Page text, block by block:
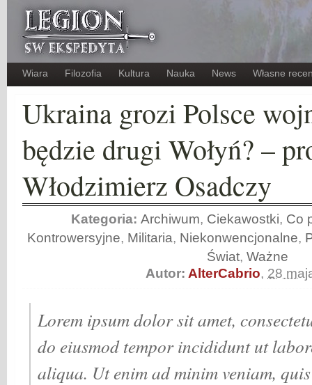
Wiara Filozofia Kultura Nauka News Własne
Ukraina grozi Polsce
będzie drugi Wołyń? –
Włodzimierz Osadczy
Kategoria:Archiwum, Ciekawostki, Co
Kontrowersyjne, Militaria, Niekonwencjonalne,
Świat,Ważne
Autor: AlterCabrio, 28
Lorem ipsum dolor sit amet,
do eiusmod tempor incididunt ut
aliqua. Ut enim ad minim veniam,